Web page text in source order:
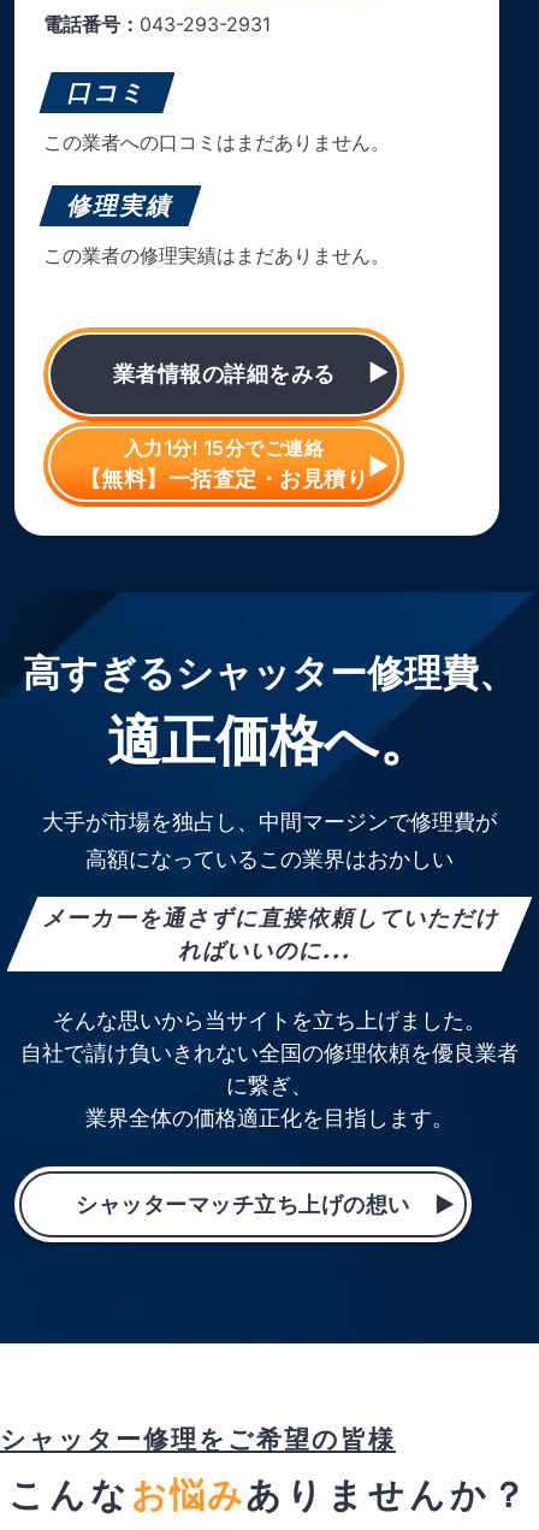
電話番号： 043-293-2931
口コミ
この業者への口コミはまだありません。
修理実績
この業者の修理実績はまだありません。
業者情報の詳細をみる
入力1分! 15分でご連絡
【無料】一括査定・お見積り
高すぎるシャッター修理費、
適正価格へ。
大手が市場を独占し、中間マージンで修理費が
高額になっているこの業界はおかしい
メーカーを通さずに直接依頼していただけ
ればいいのに...
そんな思いから当サイトを立ち上げました。
自社で請け負いきれない全国の修理依頼を優良業者
に繋ぎ、
業界全体の価格適正化を目指します。
シャッターマッチ立ち上げの想い
シャッター修理をご希望の皆様
こんな お悩みありませんか？